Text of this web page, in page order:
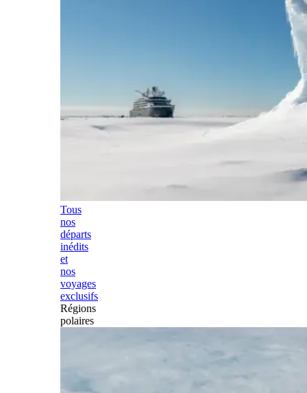
Tous
nos
départs
inédits
et
nos
voyages
exclusifs
Régions
polaires